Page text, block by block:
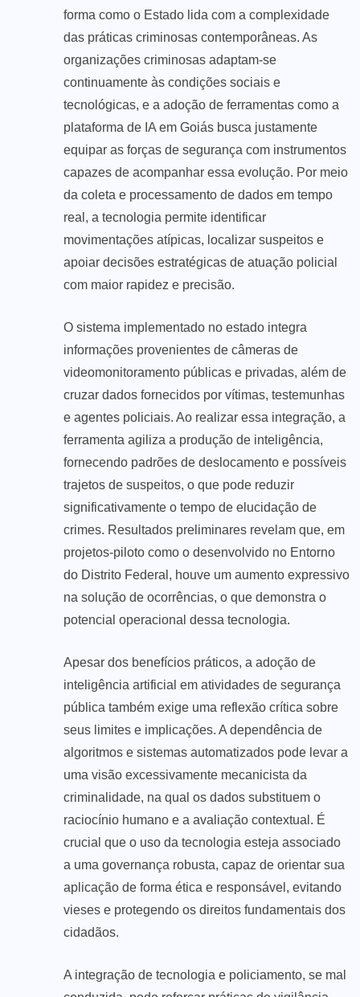
forma como o Estado lida com a complexidade
das práticas criminosas contemporâneas. As
organizações criminosas adaptam-se
continuamente às condições sociais e
tecnológicas, e a adoção de ferramentas como a
plataforma de IA em Goiás busca justamente
equipar as forças de segurança com instrumentos
capazes de acompanhar essa evolução. Por meio
da coleta e processamento de dados em tempo
real, a tecnologia permite identificar
movimentações atípicas, localizar suspeitos e
apoiar decisões estratégicas de atuação policial
com maior rapidez e precisão.
O sistema implementado no estado integra
informações provenientes de câmeras de
videomonitoramento públicas e privadas, além de
cruzar dados fornecidos por vítimas, testemunhas
e agentes policiais. Ao realizar essa integração, a
ferramenta agiliza a produção de inteligência,
fornecendo padrões de deslocamento e possíveis
trajetos de suspeitos, o que pode reduzir
significativamente o tempo de elucidação de
crimes. Resultados preliminares revelam que, em
projetos-piloto como o desenvolvido no Entorno
do Distrito Federal, houve um aumento expressivo
na solução de ocorrências, o que demonstra o
potencial operacional dessa tecnologia.
Apesar dos benefícios práticos, a adoção de
inteligência artificial em atividades de segurança
pública também exige uma reflexão crítica sobre
seus limites e implicações. A dependência de
algoritmos e sistemas automatizados pode levar a
uma visão excessivamente mecanicista da
criminalidade, na qual os dados substituem o
raciocínio humano e a avaliação contextual. É
crucial que o uso da tecnologia esteja associado
a uma governança robusta, capaz de orientar sua
aplicação de forma ética e responsável, evitando
vieses e protegendo os direitos fundamentais dos
cidadãos.
A integração de tecnologia e policiamento, se mal